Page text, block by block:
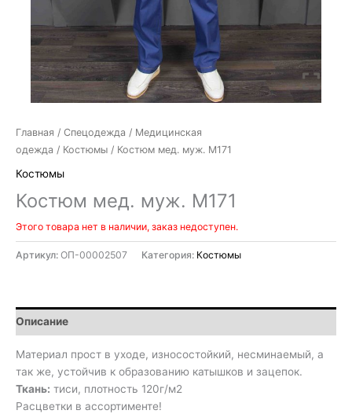
Главная / Спецодежда / Медицинская
одежда / Костюмы / Костюм мед. муж. М171
Костюмы
Костюм мед. муж. М171
Этого товара нет в наличии, заказ недоступен.
Артикул: ОП-00002507 Категория: Костюмы
Описание
Материал прост в уходе, износостойкий, несминаемый, а
так же, устойчив к образованию катышков и зацепок.
Ткань: тиси, плотность 120г/м2
Расцветки в ассортименте!